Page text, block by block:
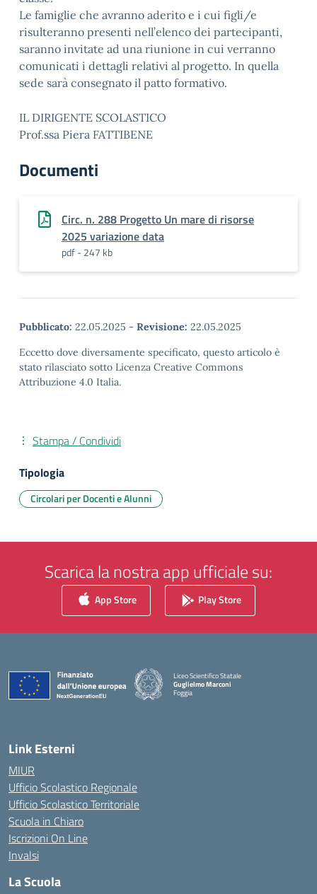
Le famiglie che avranno aderito e i cui figli/e
risulteranno presenti nell’elenco dei partecipanti,
saranno invitate ad una riunione in cui verranno
comunicati i dettagli relativi al progetto. In quella
sede sarà consegnato il patto formativo.
IL DIRIGENTE SCOLASTICO
Prof.ssa Piera FATTIBENE
Documenti
Circ. n. 288 Progetto Un mare di risorse
2025 variazione data
pdf - 247 kb
Pubblicato: 22.05.2025 - Revisione: 22.05.2025
Eccetto dove diversamente specificato, questo articolo è
stato rilasciato sotto Licenza Creative Commons
Attribuzione 4.0 Italia.
Stampa / Condividi
Tipologia
Circolari per Docenti e Alunni
Scarica la nostra app ufficiale su:
App Store Play Store
Liceo Scientifico Statale
Guglielmo Marconi
Foggia
— Visita la pagina iniziale della scuola
Link Esterni
MIUR
Ufficio Scolastico Regionale
Ufficio Scolastico Territoriale
Scuola in Chiaro
Iscrizioni On Line
Invalsi
La Scuola